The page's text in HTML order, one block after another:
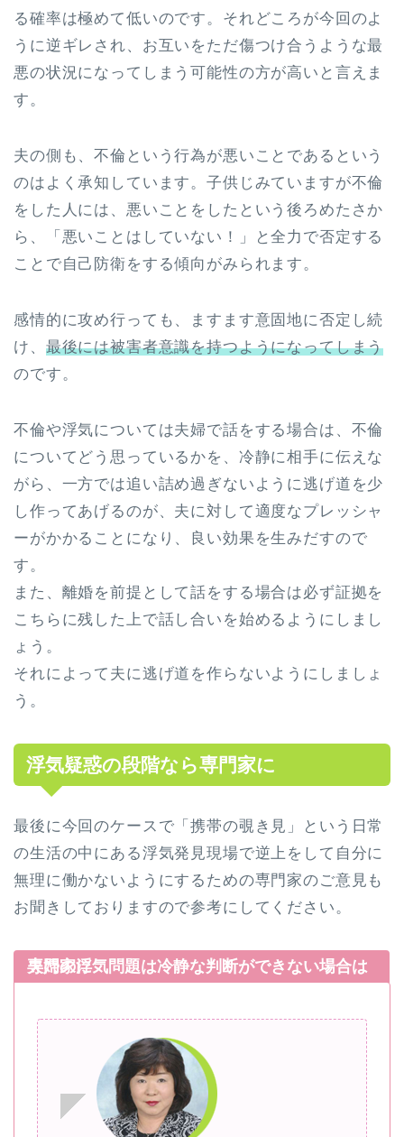
る確率は極めて低いのです。それどころが今回のよ
うに逆ギレされ、お互いをただ傷つけ合うような最
悪の状況になってしまう可能性の方が高いと言えま
す。
夫の側も、不倫という行為が悪いことであるという
のはよく承知しています。子供じみていますが不倫
をした人には、悪いことをしたという後ろめたさか
ら、「悪いことはしていない！」と全力で否定する
ことで自己防衛をする傾向がみられます。
感情的に攻め行っても、ますます意固地に否定し続
け、 最後には被害者意識を持つようになってしまう
のです。
不倫や浮気については夫婦で話をする場合は、不倫
についてどう思っているかを、冷静に相手に伝えな
がら、一方では追い詰め過ぎないように逃げ道を少
し作ってあげるのが、夫に対して適度なプレッシャ
ーがかかることになり、良い効果を生みだすので
す。
また、離婚を前提として話をする場合は必ず証拠を
こちらに残した上で話し合いを始めるようにしまし
ょう。
それによって夫に逃げ道を作らないようにしましょ
う。
浮気疑惑の段階なら専門家に
最後に今回のケースで「携帯の覗き見」という日常
の生活の中にある浮気発見現場で逆上をして自分に
無理に働かないようにするための専門家のご意見も
お聞きしておりますので参考にしてください。
夫婦の浮気問題は冷静な判断ができない場合は専門家に